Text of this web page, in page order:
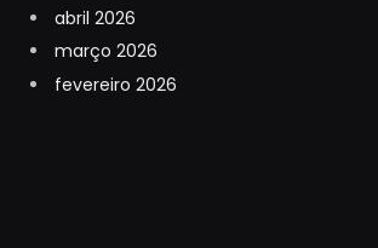
abril 2026
março 2026
fevereiro 2026